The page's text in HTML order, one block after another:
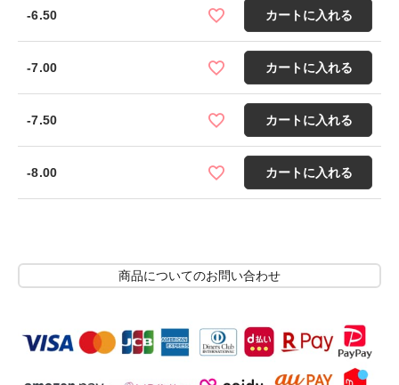
-6.50 カートに入れる
-7.00 カートに入れる
-7.50 カートに入れる
-8.00 カートに入れる
商品についてのお問い合わせ